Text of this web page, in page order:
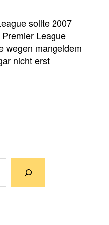
sollte 2007
League
wegen mangeldem
nicht erst